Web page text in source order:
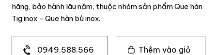
hãng, bảo hành lâu năm, thuộc nhóm sản phẩm Que hàn
Tig inox - Que hàn bù inox.
0949.588.566 Thêm vào giỏ